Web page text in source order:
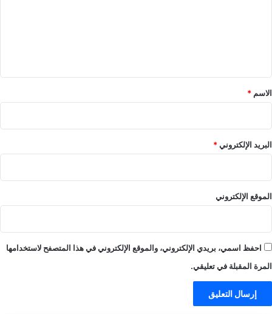
*
الاسم *
البريد الإلكتروني*
الموقع الإلكتروني
احفظ اسمي، بريدي الإلكتروني، والموقع الإلكتروني في هذا المتصفح لاستخدامها
المرة المقبلة في تعليقي.